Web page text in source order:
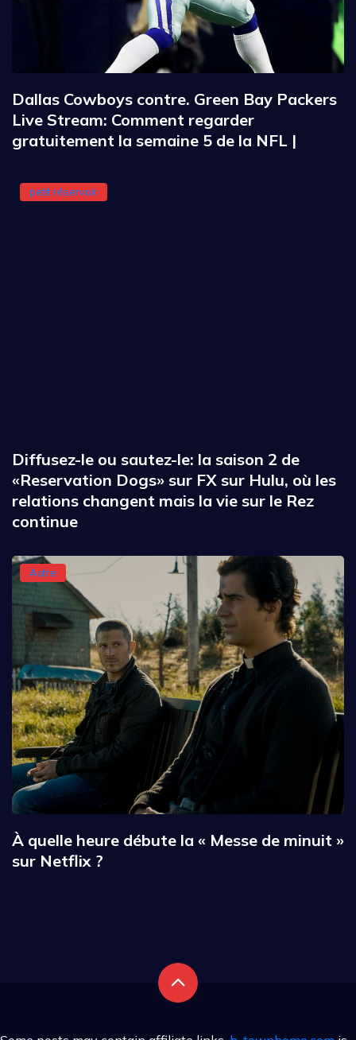
Dallas Cowboys contre. Green Bay Packers
Live Stream: Comment regarder
gratuitement la semaine 5 de la NFL |
petit réservoir
Diffusez-le ou sautez-le: la saison 2 de
«Reservation Dogs» sur FX sur Hulu, où les
relations changent mais la vie sur le Rez
continue
Autre
À quelle heure débute la « Messe de minuit »
sur Netflix ?